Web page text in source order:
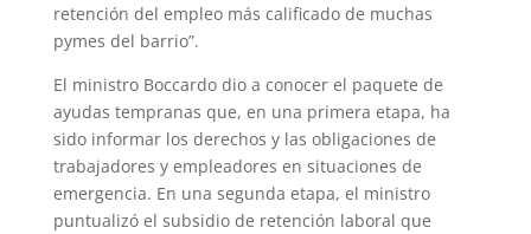
retención del empleo más calificado de muchas
pymes del barrio”.
El ministro Boccardo dio a conocer el paquete de
ayudas tempranas que, en una primera etapa, ha
sido informar los derechos y las obligaciones de
trabajadores y empleadores en situaciones de
emergencia. En una segunda etapa, el ministro
puntualizó el subsidio de retención laboral que